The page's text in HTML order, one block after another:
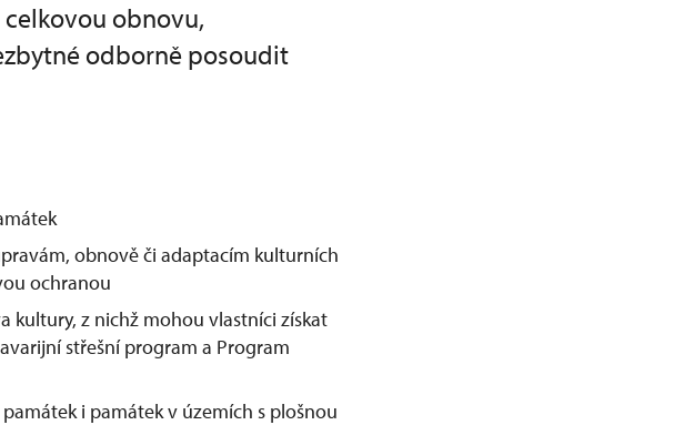
obnovu,
odborně posoudit
obnově či adaptacím kulturních
ochranou
kultury, z nichž mohou vlastníci získat
střešní program a Program
i památek v územích s plošnou